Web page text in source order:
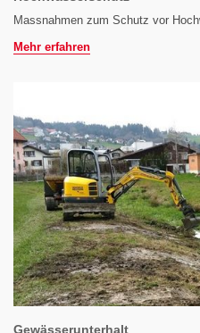
Massnahmen zum Schutz vor
Mehr erfahren
Gewässerunterhalt